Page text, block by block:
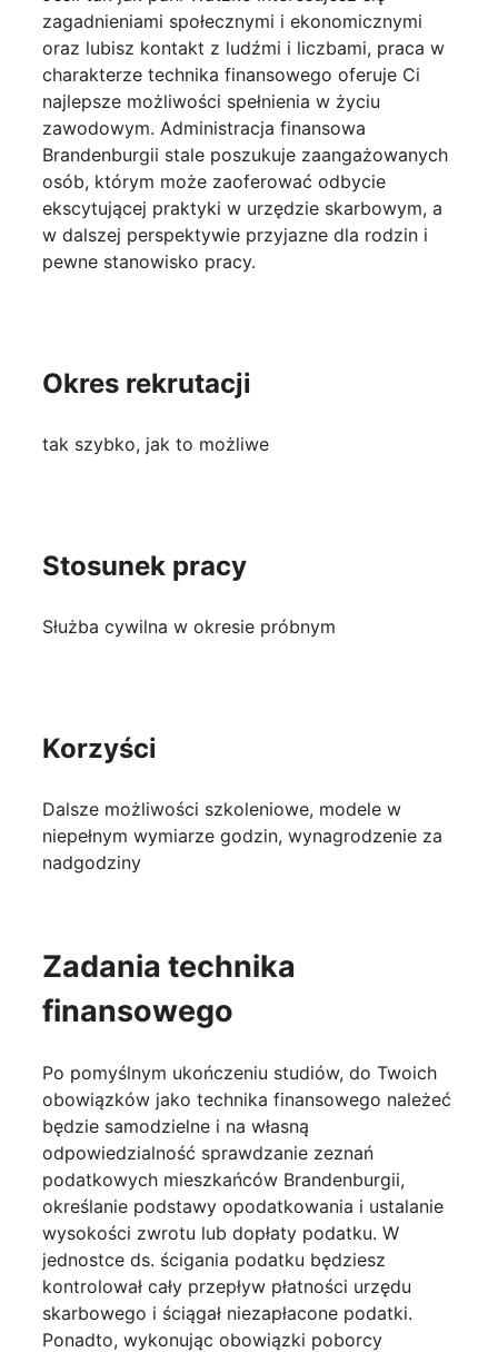
zagadnieniami społecznymi i ekonomicznymi
oraz lubisz kontakt z ludźmi i liczbami, praca w
charakterze technika finansowego oferuje Ci
najlepsze możliwości spełnienia w życiu
zawodowym. Administracja finansowa
Brandenburgii stale poszukuje zaangażowanych
osób, którym może zaoferować odbycie
ekscytującej praktyki w urzędzie skarbowym, a
w dalszej perspektywie przyjazne dla rodzin i
pewne stanowisko pracy.
Okres rekrutacji
tak szybko, jak to możliwe
Stosunek pracy
Służba cywilna w okresie próbnym
Korzyści
Dalsze możliwości szkoleniowe, modele w
niepełnym wymiarze godzin, wynagrodzenie za
nadgodziny
Zadania technika
finansowego
Po pomyślnym ukończeniu studiów, do Twoich
obowiązków jako technika finansowego należeć
będzie samodzielne i na własną
odpowiedzialność sprawdzanie zeznań
podatkowych mieszkańców Brandenburgii,
określanie podstawy opodatkowania i ustalanie
wysokości zwrotu lub dopłaty podatku. W
jednostce ds. ścigania podatku będziesz
kontrolował cały przepływ płatności urzędu
skarbowego i ściągał niezapłacone podatki.
Ponadto, wykonując obowiązki poborcy